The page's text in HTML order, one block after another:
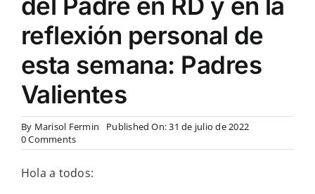
reflexión personal de
esta semana: Padres
Valientes
By Marisol Fermin
Published On: 31 de julio de 2022
0 Commentson
Edición
del
Hola a todos: